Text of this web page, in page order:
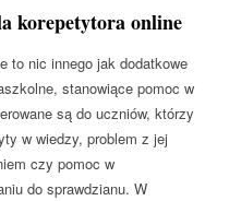
korepetytora online
to nic innego jak dodatkowe
stanowiące pomoc w
są do uczniów, którzy
w wiedzy, problem z jej
czy pomoc w
do sprawdzianu. W